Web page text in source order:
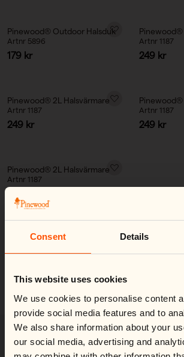
Consent Details
This website uses cookies
We use cookies to personalise content
provide social media features and to
We also share information about your
our social media, advertising and
Pinewood® Outdoor Halsduk
Artnr 5896
Reapris
179 kr
Pinewood®
Artnr 1187
Reapris
249 kr
Pinewood® 2L Halsvärmare
Artnr 1187
Reapris
249 kr
Pinewood®
Artnr 1187
Reapris
249 kr
Pinewood® 2L Halsvärmare
Artnr 1187
Halsdukar
Change country
We noticed you're visiting from
You are currently shipping to Sweden and
billed in SEK.